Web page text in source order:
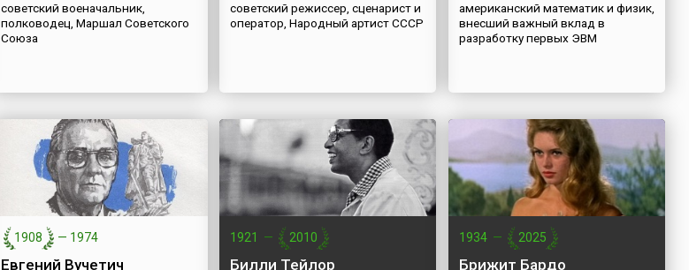
советский военачальник,
полководец, Маршал Советского
Союза
советский режиссер, сценарист и
оператор, Народный артист СССР
американский математик и физик,
внесший важный вклад в
разработку первых ЭВМ
1908 — 1974
Евгений Вучетич
1921 — 2010
Билли Тейлор
1934 — 2025
Брижит Бардо